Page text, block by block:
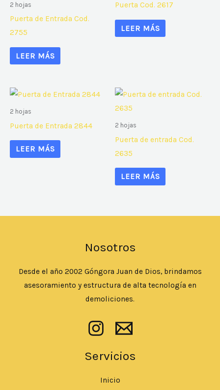
2 hojas
Puerta de Entrada Cod.
2755
LEER MÁS
Puerta Cod. 2617
LEER MÁS
2 hojas
Puerta de Entrada 2844
LEER MÁS
2 hojas
Puerta de entrada Cod.
2635
LEER MÁS
Nosotros
Desde el año 2002 Góngora Juan de Dios, brindamos
asesoramiento y estructura de alta tecnología en
demoliciones.
Servicios
Inicio